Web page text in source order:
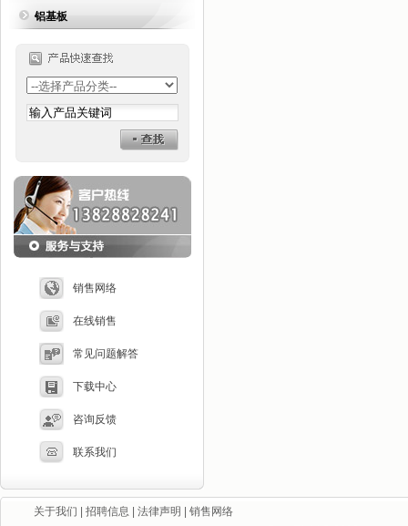
铝基板
销售网络
在线销售
常见问题解答
下载中心
咨询反馈
联系我们
关于我们 招聘信息 法律声明
销售网络